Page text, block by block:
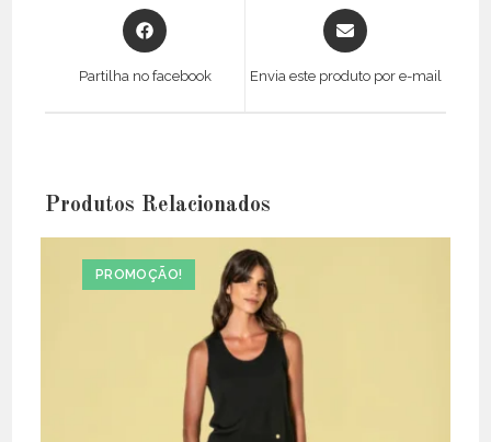
Opens
in
Partilha no facebook
Opens
in
Envia este produto por e-mail
Produtos Relacionados
PROMOÇÃO!